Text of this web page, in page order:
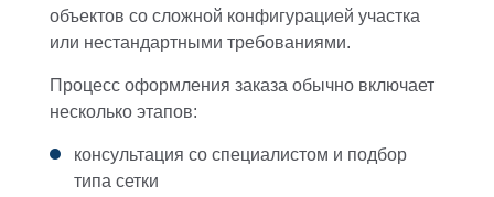
объектов со сложной конфигурацией участка
или нестандартными требованиями.
Процесс оформления заказа обычно включает
несколько этапов:
консультация со специалистом и подбор
типа сетки